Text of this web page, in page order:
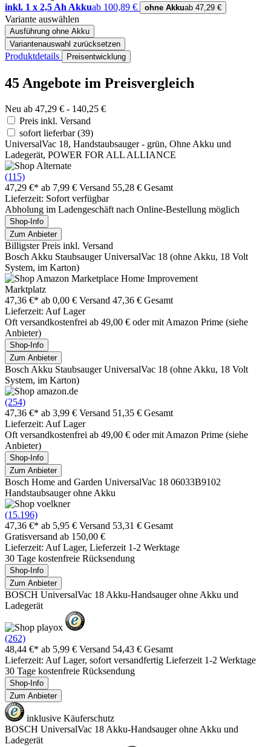
inkl. 1 x 2,5 Ah Akkuab 100,89 € ohne Akkuab 47,29 €
Variante auswählen
Ausführung ohne Akku
Variantenauswahl zurücksetzen
Produktdetails Preisentwicklung
45 Angebote im Preisvergleich
Neu ab 47,29 € - 140,25 €
Preis inkl. Versand
sofort lieferbar(39)
UniversalVac 18, Handstaubsauger - grün, Ohne Akku und
Ladegerät, POWER FOR ALL ALLIANCE
(115)
47,29 €* ab 7,99 € Versand 55,28 € Gesamt
Lieferzeit: Sofort verfügbar
Abholung im Ladengeschäft nach Online-Bestellung möglich
Shop-Info
Zum Anbieter
Billigster Preis inkl. Versand
Bosch Akku Staubsauger UniversalVac 18 (ohne Akku, 18 Volt
System, im Karton)
Marktplatz
47,36 €* ab 0,00 € Versand 47,36 € Gesamt
Lieferzeit: Auf Lager
Oft versandkostenfrei ab 49,00 € oder mit Amazon Prime (siehe
Anbieter)
Shop-Info
Zum Anbieter
Bosch Akku Staubsauger UniversalVac 18 (ohne Akku, 18 Volt
System, im Karton)
(254)
47,36 €* ab 3,99 € Versand 51,35 € Gesamt
Lieferzeit: Auf Lager
Oft versandkostenfrei ab 49,00 € oder mit Amazon Prime (siehe
Anbieter)
Shop-Info
Zum Anbieter
Bosch Home and Garden UniversalVac 18 06033B9102
Handstaubsauger ohne Akku
(15.196)
47,36 €* ab 5,95 € Versand 53,31 € Gesamt
Gratisversand ab 150,00 €
Lieferzeit: Auf Lager, Lieferzeit 1-2 Werktage
30 Tage kostenfreie Rücksendung
Shop-Info
Zum Anbieter
BOSCH UniversalVac 18 Akku-Handsauger ohne Akku und
Ladegerät
(262)
48,44 €* ab 5,99 € Versand 54,43 € Gesamt
Lieferzeit: Auf Lager, sofort versandfertig Lieferzeit 1-2 Werktage
30 Tage kostenfreie Rücksendung
Shop-Info
Zum Anbieter
inklusive Käuferschutz
BOSCH UniversalVac 18 Akku-Handsauger ohne Akku und
Ladegerät